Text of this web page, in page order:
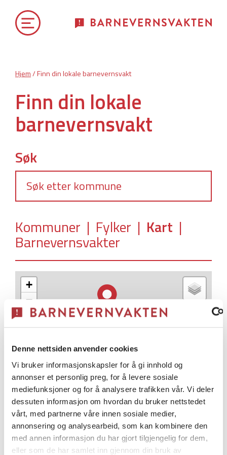
Denne nettsiden anvender cookies
Vi bruker informasjonskapsler for å gi innhold og
annonser et personlig preg, for å levere sosiale
mediefunksjoner og for å analysere trafikken vår. Vi deler
dessuten informasjon om hvordan du bruker nettstedet
vårt, med partnerne våre innen sosiale medier,
annonsering og analysearbeid, som kan kombinere den
med annen informasjon du har gjort tilgjengelig for dem,
eller som de har samlet inn gjennom din bruk av
Hjem/ Finn din lokale barnevernsvakt
Finn din lokale
barnevernsvakt
Søk
Kommuner | Fylker | Kart |
Barnevernsvakter
120
+
−